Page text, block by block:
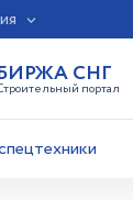
СНГ
портал